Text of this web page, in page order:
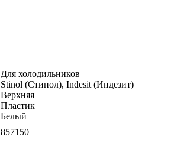
Для холодильников
Stinol (Стинол), Indesit (Индезит)
Верхняя
Пластик
Белый
857150